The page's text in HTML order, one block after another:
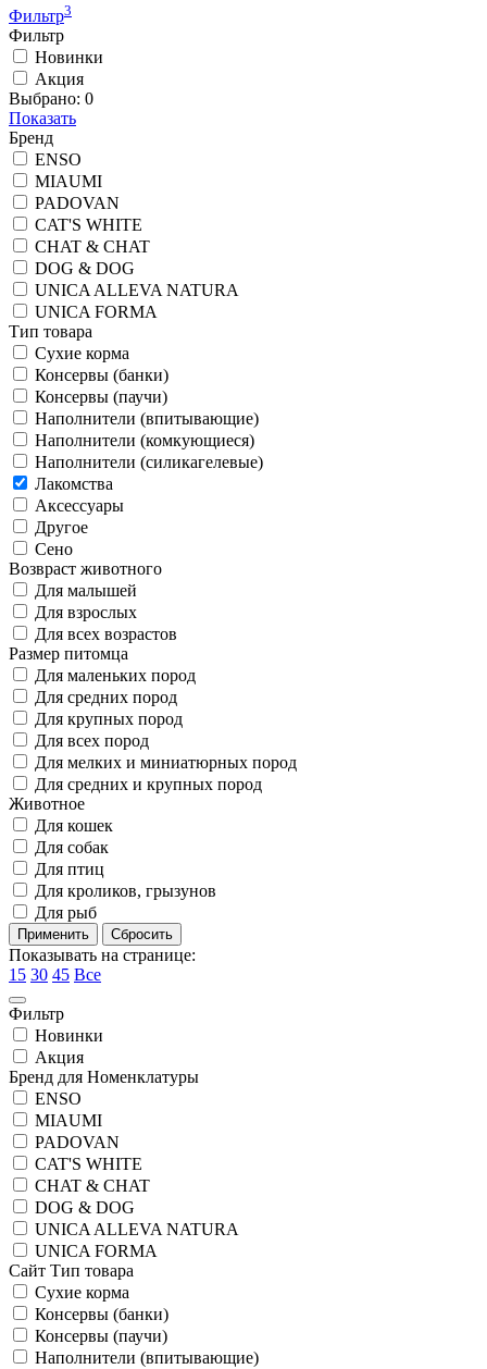
Фильтр3
Фильтр
Новинки
Акция
Выбрано: 0
Показать
Бренд
ENSO
MIAUMI
PADOVAN
CAT'S WHITE
CHAT & CHAT
DOG & DOG
UNICA ALLEVA NATURA
UNICA FORMA
Тип товара
Сухие корма
Консервы (банки)
Консервы (паучи)
Наполнители (впитывающие)
Наполнители (комкующиеся)
Наполнители (силикагелевые)
Лакомства
Аксессуары
Другое
Сено
Возвраст животного
Для малышей
Для взрослых
Для всех возрастов
Размер питомца
Для маленьких пород
Для средних пород
Для крупных пород
Для всех пород
Для мелких и миниатюрных пород
Для средних и крупных пород
Животное
Для кошек
Для собак
Для птиц
Для кроликов, грызунов
Для рыб
Показывать на странице:
15 30 45 Все
Фильтр
Новинки
Акция
Бренд для Номенклатуры
ENSO
MIAUMI
PADOVAN
CAT'S WHITE
CHAT & CHAT
DOG & DOG
UNICA ALLEVA NATURA
UNICA FORMA
Сайт Тип товара
Сухие корма
Консервы (банки)
Консервы (паучи)
Наполнители (впитывающие)